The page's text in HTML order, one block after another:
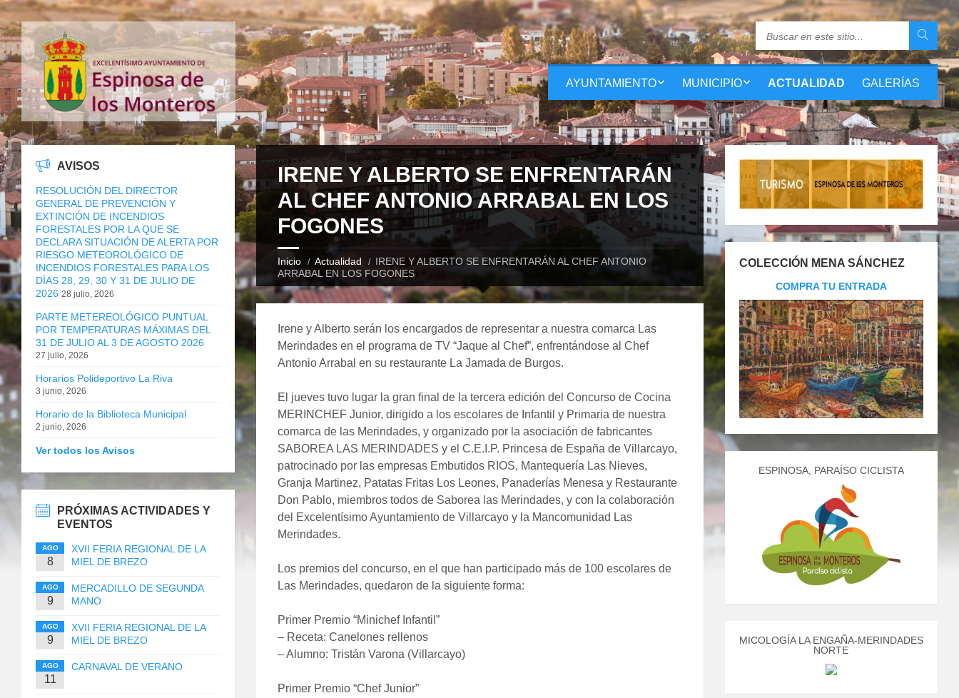
AYUNTAMIENTO MUNICIPIO ACTUALIDAD GALERÍAS
IRENE Y ALBERTO SE ENFRENTARÁN
AL CHEF ANTONIO ARRABAL EN LOS
FOGONES
Inicio Actualidad
IRENE Y ALBERTO SE ENFRENTARÁN AL CHEF ANTONIO
ARRABAL EN LOS FOGONES
Irene y Alberto serán los encargados de representar a nuestra comarca Las
Merindades en el programa de TV “Jaque al Chef”, enfrentándose al Chef
Antonio Arrabal en su restaurante La Jamada de Burgos.
El jueves tuvo lugar la gran final de la tercera edición del Concurso de Cocina
MERINCHEF Junior, dirigido a los escolares de Infantil y Primaria de nuestra
comarca de las Merindades, y organizado por la asociación de fabricantes
SABOREA LAS MERINDADES y el C.E.I.P. Princesa de España de Villarcayo,
patrocinado por las empresas Embutidos RIOS, Mantequería Las Nieves,
Granja Martinez, Patatas Fritas Los Leones, Panaderías Menesa y Restaurante
Don Pablo, miembros todos de Saborea las Merindades, y con la colaboración
del Excelentísimo Ayuntamiento de Villarcayo y la Mancomunidad Las
Merindades.
Los premios del concurso, en el que han participado más de 100 escolares de
Las Merindades, quedaron de la siguiente forma:
Primer Premio “Minichef Infantil”
– Receta: Canelones rellenos
– Alumno: Tristán Varona (Villarcayo)
Primer Premio “Chef Junior”
AVISOS
RESOLUCIÓN DEL DIRECTOR
GENERAL DE PREVENCIÓN Y
EXTINCIÓN DE INCENDIOS
FORESTALES POR LA QUE SE
DECLARA SITUACIÓN DE ALERTA POR
RIESGO METEOROLÓGICO DE
INCENDIOS FORESTALES PARA LOS
DÍAS 28, 29, 30 Y 31 DE JULIO DE
2026 28 julio, 2026
PARTE METEREOLÓGICO PUNTUAL
POR TEMPERATURAS MÁXIMAS DEL
31 DE JULIO AL 3 DE AGOSTO 2026
27 julio, 2026
Horarios Polideportivo La Riva
3 junio, 2026
Horario de la Biblioteca Municipal
2 junio, 2026
Ver todos los Avisos
PRÓXIMAS ACTIVIDADES Y
EVENTOS
AGO
8
XVII FERIA REGIONAL DE LA
MIEL DE BREZO
AGO
9
MERCADILLO DE SEGUNDA
MANO
AGO
9
XVII FERIA REGIONAL DE LA
MIEL DE BREZO
AGO
11
CARNAVAL DE VERANO
COLECCIÓN MENA SÁNCHEZ
COMPRA TU ENTRADA
ESPINOSA, PARAÍSO CICLISTA
MICOLOGÍA LA ENGAÑA-MERINDADES
NORTE